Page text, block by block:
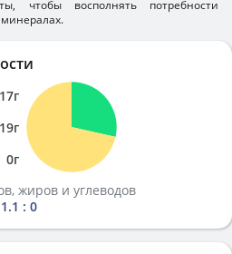
чтобы восполнять потребности
17г
19г
0г
жиров и углеводов
: 0